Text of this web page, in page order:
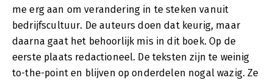
me erg aan om verandering in te steken vanuit
bedrijfscultuur. De auteurs doen dat keurig, maar
daarna gaat het behoorlijk mis in dit boek. Op de
eerste plaats redactioneel. De teksten zijn te weinig
to-the-point en blijven op onderdelen nogal wazig. Ze